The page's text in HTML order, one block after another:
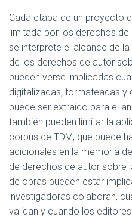
Cada etapa de un proyecto
limitada por los derechos
se interprete el alcance de
de los derechos de autor
pueden verse implicadas
digitalizadas, formateadas y
puede ser extraído para el
también pueden limitar la
corpus de TDM, que puede
adicionales en la memoria
de derechos de autor sobre
de obras pueden estar
investigadoras colaboran,
validan y cuando los